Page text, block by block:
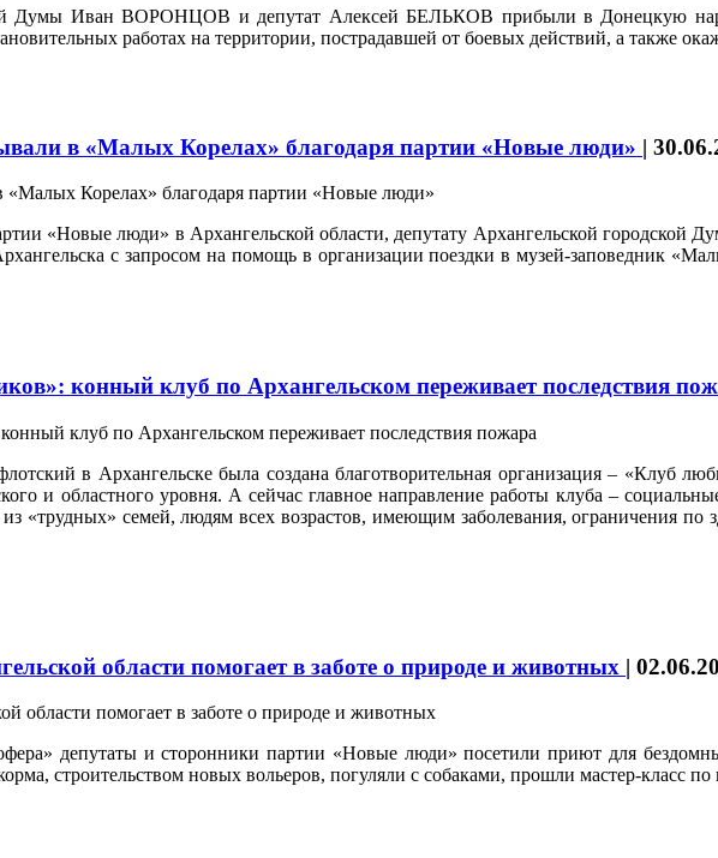
Думы Иван ВОРОНЦОВ и депутат Алексей БЕЛЬКОВ прибыли в Донецкую
работах на территории, пострадавшей от боевых действий, а также
в «Малых Корелах» благодаря партии «Новые люди» |
«Новые люди» в Архангельской области, депутату Архангельской городской
с запросом на помощь в организации поездки в музей-заповедник
конный клуб по Архангельском переживает последствия
в Архангельске была создана благотворительная организация – «Клуб
и областного уровня. А сейчас главное направление работы клуба –
«трудных» семей, людям всех возрастов, имеющим заболевания, ограничения
области помогает в заботе о природе и животных |
депутаты и сторонники партии «Новые люди» посетили приют для
строительством новых вольеров, погуляли с собаками, прошли мастер-класс